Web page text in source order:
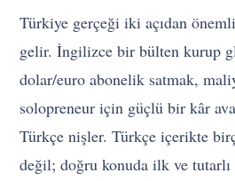
Türkiye gerçeği iki açıdan
gelir. İngilizce bir bülten kurup
dolar/euro abonelik satmak,
solopreneur için güçlü bir kâr
Türkçe nişler. Türkçe içerikte
değil; doğru konuda ilk ve